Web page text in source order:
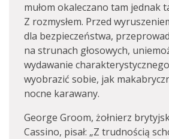
mułom okaleczano tam jednak
Z rozmysłem. Przed
dla bezpieczeństwa,
na strunach głosowych,
wydawanie
wyobrazić sobie, jak
nocne karawany.
George Groom, żołnierz
Cassino, pisał: „Z trudnością